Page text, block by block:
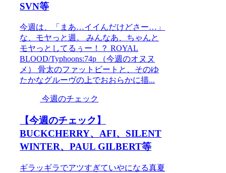
SVN等
今週は、「まあ…イイんだけどさー…」
な、モヤっと週。 みんなあ、ちゃんと
モヤっとしてるぅー！？ ROYAL
BLOOD/Typhoons:74p （今週のオヌヌ
メ） 骨太のファットビートと、そのゆ
たかなグルーヴの上でおおらかに描...
今週のチェック
【今週のチェック】
BUCKCHERRY、AFI、SILENT
WINTER、PAUL GILBERT等
ギラッギラでアツすぎていやになる真夏